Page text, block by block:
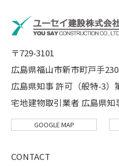
〒729-3101
広島県福山市新市町戸手
広島県知事 許可（般特-3）
宅地建物取引業者 広島県知
GOOGLE MAP
CONTACT